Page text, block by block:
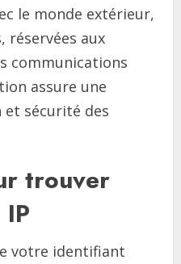
le monde extérieur,
réservées aux
communications
assure une
sécurité des
trouver
votre identifiant